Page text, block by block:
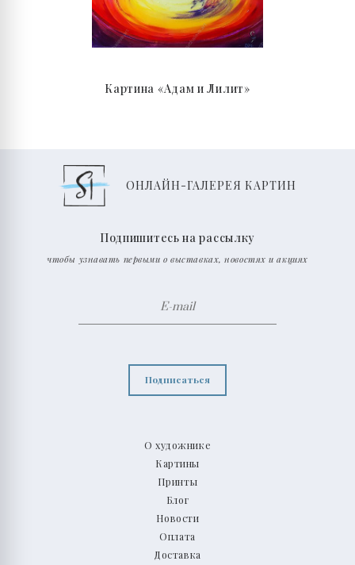
Картина «Адам и Лилит»
ОНЛАЙН-ГАЛЕРЕЯ КАРТИН
О художнике
Картины
Принты
Блог
Новости
Оплата
Доставка
Подпишитесь на рассылку
чтобы узнавать первыми о выставках, новостях и акциях
Подписаться